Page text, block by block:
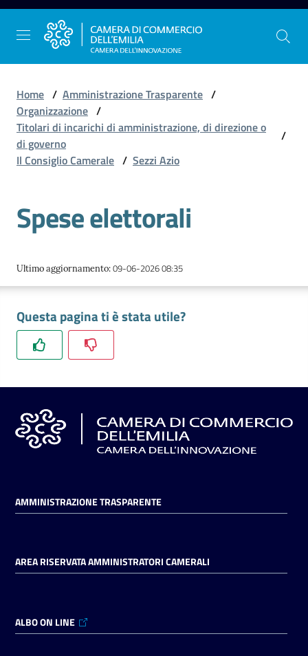
Vai al contenuto
Vai alla navigazione
Vai al footer
La
Camera
dell'Emilia
Gestire
l'impresa
e
territorio
Tutelare
l'Impresa
in
digitale
Home / Amministrazione Trasparente /
Organizzazione /
Titolari di incarichi di amministrazione, di direzione o
di governo
/
Il Consiglio Camerale / Sezzi Azio
Spese elettorali
Ultimo aggiornamento:09-06-2026 08:35
Questa pagina ti è stata utile?
AMMINISTRAZIONE TRASPARENTE
AREA RISERVATA AMMINISTRATORI CAMERALI
ALBO ON LINE